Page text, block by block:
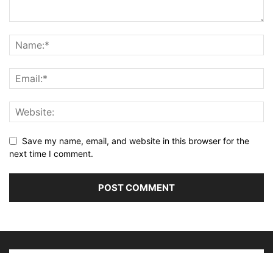
Save my name, email, and website in this browser for the
next time I comment.